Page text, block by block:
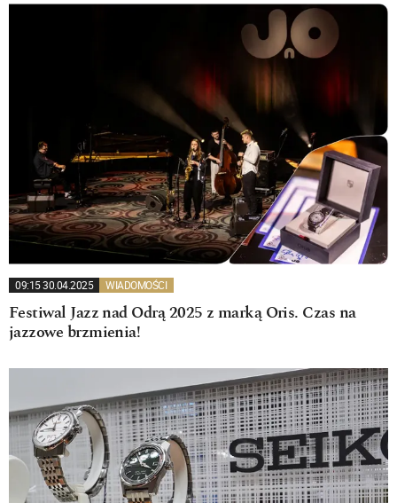
09:15 30.04.2025 WIADOMOŚCI
Festiwal Jazz nad Odrą 2025 z marką Oris. Czas na
jazzowe brzmienia!